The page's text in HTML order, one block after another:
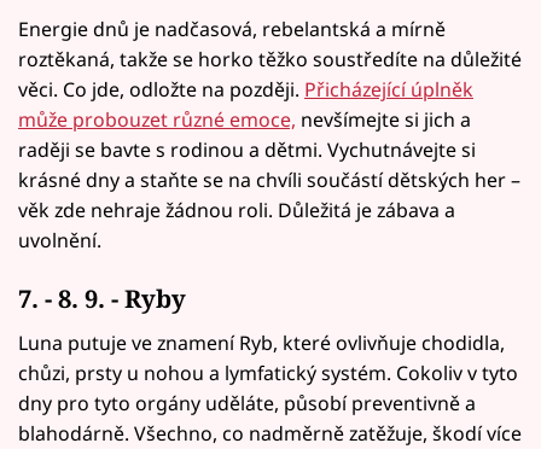
Energie dnů je nadčasová, rebelantská a mírně
roztěkaná, takže se horko těžko soustředíte na důležité
věci. Co jde, odložte na později. Přicházející úplněk
může probouzet různé emoce, nevšímejte si jich a
raději se bavte s rodinou a dětmi. Vychutnávejte si
krásné dny a staňte se na chvíli součástí dětských her –
věk zde nehraje žádnou roli. Důležitá je zábava a
uvolnění.
7. - 8. 9. - Ryby
Luna putuje ve znamení Ryb, které ovlivňuje chodidla,
chůzi, prsty u nohou a lymfatický systém. Cokoliv v tyto
dny pro tyto orgány uděláte, působí preventivně a
blahodárně. Všechno, co nadměrně zatěžuje, škodí více